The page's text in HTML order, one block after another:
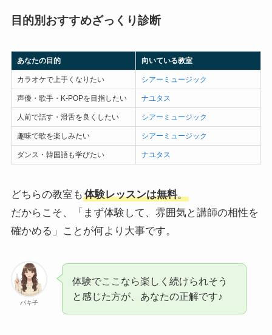
目的別おすすめざっくり診断
あなたの目的 向いている教室
カラオケで上手くなりたい シアーミュージック
声優・歌手・K-POPを目指したい ナユタス
人前で話す・滑舌を良くしたい シアーミュージック
趣味で歌を楽しみたい シアーミュージック
ダンス・韓国語も学びたい ナユタス
どちらの教室も 体験レッスンは無料。
だからこそ、「まず体験して、雰囲気と講師の相性を
確かめる」ことが何より大事です。
パキ子
体験でここなら楽しく続けられそう
と感じた方が、あなたの正解です♪